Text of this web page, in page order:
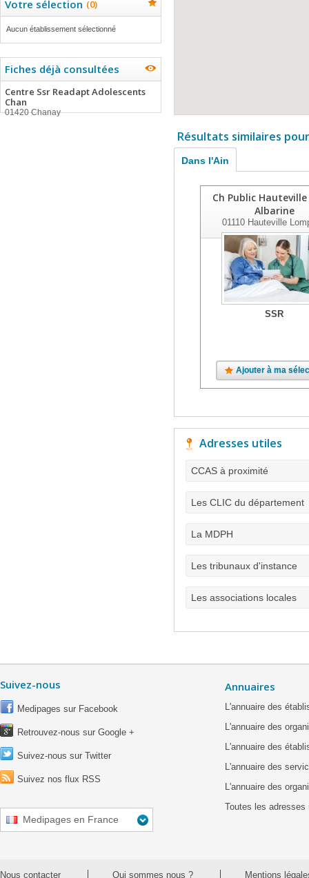
Votre sélection (0)
Aucun établissement sélectionné
Fiches déjà consultées
Centre Ssr Readapt Adolescents
Chan
01420 Chanay
Résultats similaires
Dans l'Ain
Ch Public
Albarine
01110 Hauteville
SSR
Ajouter à ma
Adresses utiles
CCAS à proximité
Les CLIC du département
La MDPH
Les tribunaux d'instance
Les associations locales
Suivez-nous
Medipages sur Facebook
Retrouvez-nous sur Google +
Suivez-nous sur Twitter
Suivez nos flux RSS
Medipages en France
Annuaires
L'annuaire des
L'annuaire des
L'annuaire des
L'annuaire des
L'annuaire des
Toutes les adresses
Nous contacter Qui sommes nous ? Mentions